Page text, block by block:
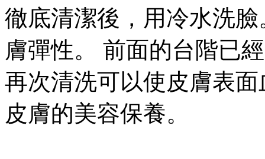
徹底清潔後，用冷水洗
膚彈性。 前面的台階已
再次清洗可以使皮膚表
皮膚的美容保養。